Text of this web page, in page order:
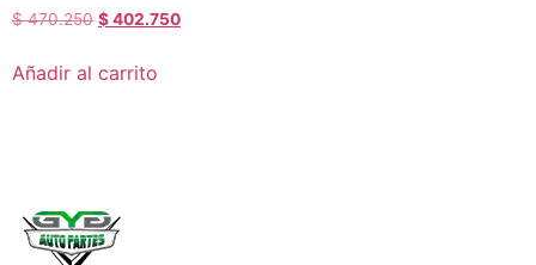
$470.250 $402.750
Añadir al carrito